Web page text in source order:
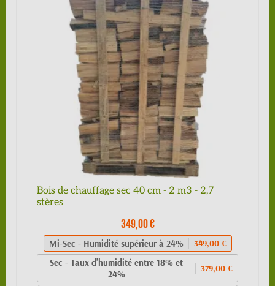
Bois de chauffage sec 40 cm - 2 m3 - 2,7
stères
349,00 €
Mi-Sec - Humidité supérieur à 24% 349,00 €
Sec - Taux d'humidité entre 18% et
24%
379,00 €